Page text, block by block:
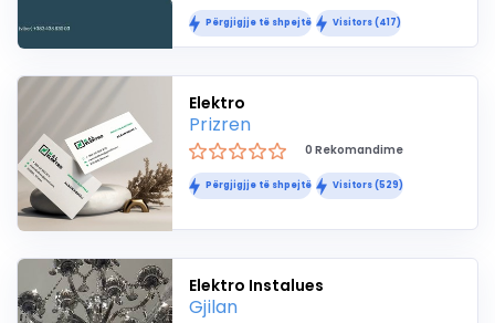
Përgjigjje të shpejtë Visitors (417)
Elektro
Prizren
0 Rekomandime
Përgjigjje të shpejtë Visitors (529)
Elektro Instalues
Gjilan